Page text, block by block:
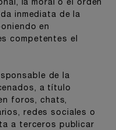
la moral o el orden
inmediata de la
en
competentes el
de la
a título
foros, chats,
redes sociales o
a terceros publicar